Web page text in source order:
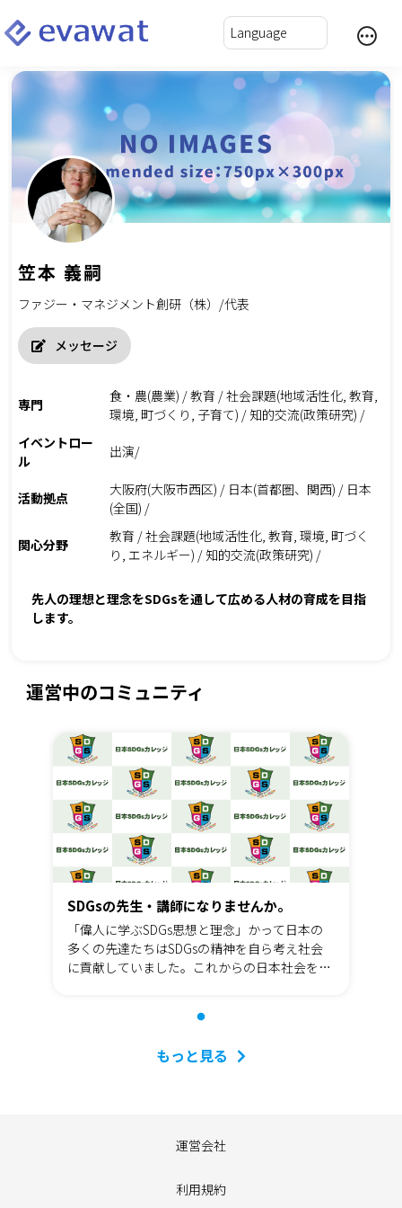
笠本 義嗣
ファジー・マネジメント創研（株）/代表
メッセージ
専門
食・農(農業) / 教育 / 社会課題(地域活性化, 教育,
環境, 町づくり, 子育て) / 知的交流(政策研究) /
イベントロー
ル
出演/
活動拠点
大阪府(大阪市西区) / 日本(首都圏、関西) / 日本
(全国) /
関心分野
教育 / 社会課題(地域活性化, 教育, 環境, 町づく
り, エネルギー) / 知的交流(政策研究) /
先人の理想と理念をSDGsを通して広める人材の育成を目指
します。
運営中のコミュニティ
SDGsの先生・講師になりませんか。
「偉人に学ぶSDGs思想と理念」かって日本の
多くの先達たちはSDGsの精神を自ら考え社会
に貢献していました。これからの日本社会を考
えます。この使命を果たすための人材を育成し
もっと見る
運営会社
利用規約